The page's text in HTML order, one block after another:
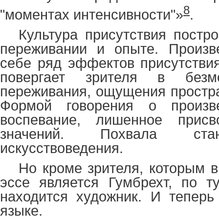
"моментах интенсивности"»8.
Культура присутствия
переживании и опыте.
себе ряд эффектов
повергает зрителя в
переживания, ощущения
Формой говорения о
воспевание, лишенное
значений. Похвала
искусствоведения.
Но кроме зрителя, которым
эссе является Гумбрехт, по
находится художник. И
языке.